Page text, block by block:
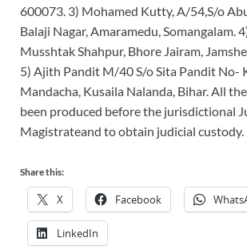
600073. 3) Mohamed Kutty, A/54,S/o
Balaji Nagar, Amaramedu, Somangalam.
Musshtak Shahpur, Bhore Jairam,
5) Ajith Pandit M/40 S/o Sita Pandit No-
Mandacha, Kusaila Nalanda, Bihar. All
been produced beforethe jurisdictional
Magistrateand to obtain judicial custody.
Share this:
X Facebook
LinkedIn